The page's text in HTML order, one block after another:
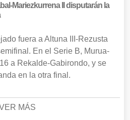
Mariezkurrena II disputarán la
fuera a Altuna III-Rezusta
En el Serie B, Murua-
a Rekalde-Gabirondo, y se
en la otra final.
MÁS